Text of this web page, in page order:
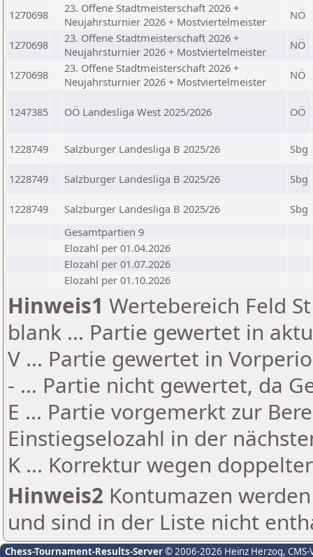
1270698
23. Offene Stadtmeisterschaft 2026 +
Neujahrsturnier 2026 + Mostviertelmeister
NÖ
1270698
23. Offene Stadtmeisterschaft 2026 +
Neujahrsturnier 2026 + Mostviertelmeister
NÖ
1270698
23. Offene Stadtmeisterschaft 2026 +
Neujahrsturnier 2026 + Mostviertelmeister
NÖ
1247385 OÖ Landesliga West 2025/2026 OÖ
1228749 Salzburger Landesliga B 2025/26 Sbg
1228749 Salzburger Landesliga B 2025/26 Sbg
1228749 Salzburger Landesliga B 2025/26
Sbg
Gesamtpartien 9
Elozahl per 01.04.2026
Elozahl per 01.07.2026
Elozahl per 01.10.2026
Hinweis1 Wertebereich Feld
blank ... Partie gewertet in
V ... Partie gewertet in
- ... Partie nicht gewertet, da
E ... Partie vorgemerkt zur
Einstiegselozahl in der
K ... Korrektur wegen
Hinweis2 Kontumazen
und sind in der Liste nicht
Chess-Tournament-Results-Server© 2006-2026 Heinz Herzog,